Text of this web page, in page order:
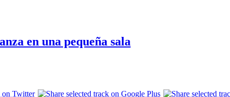
en una pequeña sala